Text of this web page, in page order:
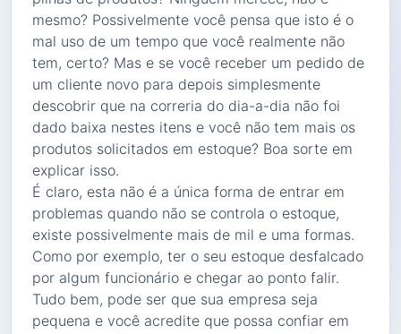
mesmo? Possivelmente você pensa que isto é o
mal uso de um tempo que você realmente não
tem, certo? Mas e se você receber um pedido de
um cliente novo para depois simplesmente
descobrir que na correria do dia-a-dia não foi
dado baixa nestes itens e você não tem mais os
produtos solicitados em estoque? Boa sorte em
explicar isso.
É claro, esta não é a única forma de entrar em
problemas quando não se controla o estoque,
existe possivelmente mais de mil e uma formas.
Como por exemplo, ter o seu estoque desfalcado
por algum funcionário e chegar ao ponto falir.
Tudo bem, pode ser que sua empresa seja
pequena e você acredite que possa confiar em